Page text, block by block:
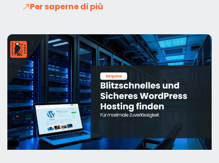
Per saperne di più